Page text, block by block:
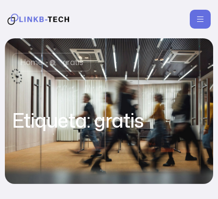
Home gratis
Etiqueta:gratis